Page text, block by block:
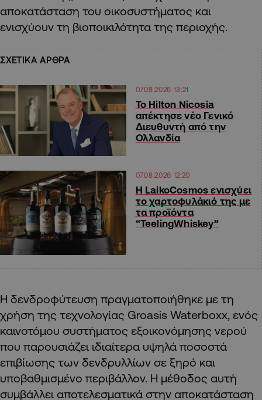
αποκατάσταση του οικοσυστήματος και
ενισχύουν τη βιοποικιλότητα της περιοχής.
ΣΧΕΤΙΚΑ ΑΡΘΡΑ
07.08.2026 13:21
Το Hilton Nicosia
απέκτησε νέο Γενικό
Διευθυντή από την
Ολλανδία
07.08.2026 12:20
Η LaikoCosmos ενισχύει
το χαρτοφυλάκιό της με
τα προϊόντα
“TeelingWhiskey”
Η δενδροφύτευση πραγματοποιήθηκε με τη
χρήση της τεχνολογίας Groasis Waterboxx, ενός
καινοτόμου συστήματος εξοικονόμησης νερού
που παρουσιάζει ιδιαίτερα υψηλά ποσοστά
επιβίωσης των δενδρυλλίων σε ξηρό και
υποβαθμισμένο περιβάλλον. Η μέθοδος αυτή
συμβάλλει αποτελεσματικά στην αποκατάσταση